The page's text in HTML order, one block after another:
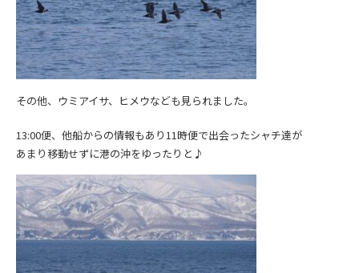
その他、ウミアイサ、ヒメウなども見られました。
13:00便、他船からの情報もあり11時便で出会ったシャチ達が
あまり移動せずに港の沖をゆったりと♪